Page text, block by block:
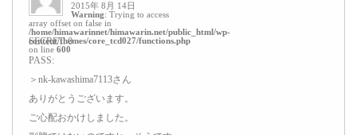
2015年 8月 14日
Warning: Trying to access
array offset on false in
/home/himawarinnet/himawarin.net/public_html/wp-
content/themes/core_tcd027/functions.php
on line 600
SECRET: 0
PASS:
＞nk-kawashima7113さん
ありがとうございます。
ご心配おかけしました。